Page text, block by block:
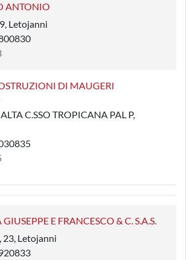
ANTONIO
Letojanni
DI MAUGERI
C.SSO TROPICANA PAL P,
E FRANCESCO & C. S.A.S.
Letojanni